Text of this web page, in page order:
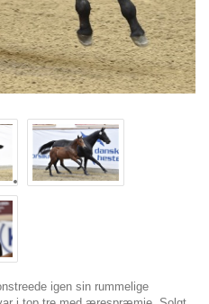
igen sin rummelige